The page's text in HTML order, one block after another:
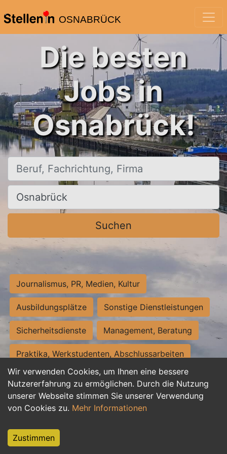
OSNABRÜCK
Wir verwenden Cookies, um Ihnen eine bessere
Nutzererfahrung zu ermöglichen. Durch die Nutzung
unserer Webseite stimmen Sie unserer Verwendung
von Cookies zu. Mehr Informationen
Zustimmen
Die besten
Jobs in
Osnabrück!
Beruf, Fachrichtung, Firma
Ort, Stadt
Suchen
Journalismus, PR, Medien, Kultur
Ausbildungsplätze Sonstige Dienstleistungen
Sicherheitsdienste Management, Beratung
Praktika, Werkstudenten, Abschlussarbeiten
Personalwesen Assistenz, Sekretariat
Hilfskräfte, Aushilfs- und Nebenjobs
Weiterbildung, Studium, duale Ausbildung